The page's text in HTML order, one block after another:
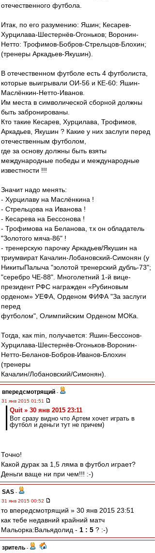
отечественного футбола.
Итак, по его разумению: Яшин; Кесарев-
Хурцилава-Шестернёв-Огоньков; Воронин-
Нетто: Трофимов-Бобров-Стрельцов-Блохин;
(тренеры Аркадьев-Якушин).
В отечественном футболе есть 4 футболиста,
которые выигрывали ОИ-56 и КЕ-60: Яшин-
Маслёнкин-Нетто-Иванов.
Им места в символической сборной должны
быть забронированы.
Кто такие Кесарев, Хурцилава, Трофимов,
Аркадьев, Якушин ? Какие у них заслуги перед
отечественным футболом,
где за основу должны быть взяты
международные победы и международные
известности !!!
Значит надо менять:
- Хурцилаву на Маслёнкина !
- Стрельцова на Иванова !
- Кесарева на Бессонова !
- Трофимова на Беланова, т.к он обладатель
"Золотого мяча-86" !
- тренерскую парочку Аркадьев/Якушин на
триумвират Качалин-Лобановский-Симонян (у
НикитыПалыча "золотой тренерский дубль-73";
"серебро ЧЕ-88". Многолетний 1-й вице-
президент РФС награжден «Рубиновым
орденом» УЕФА, Орденом ФИФА "За заслуги
перед
футболом", Олимпийским Орденом МОКа.
Тогда, как min, получается: Яшин-Бессонов-
Хурцилава-Шестернёв-Огоньков-Воронин-
Нетто-Беланов-Бобров-Иванов-Блохин
(тренеры
Качалин/Лобановский/Симонян).
впередсмотрящий -
31 янв 2015 01:51
Quit » 30 янв 2015 23:11
Вот сразу видно что Артем хочет играть в
футбол и деньги тут не причем)
Точно!
Какой дурак за 1,5 ляма в футбол играет?
Деньги ваще ни при чем!!! :-)
SAS -
31 янв 2015 00:52
то впередсмотрящий » 30 янв 2015 23:51
как тебе недавний крайний матч
Мальорка:Вальядолид - 1 : 5 ? :-)
зpитель -